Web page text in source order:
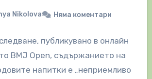
Nikolova Няма коментари
публикувано в онлайн
BMJ Open, съдържанието на
напитки е „неприемливо